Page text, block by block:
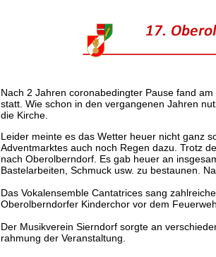
Nach 2 Jahren coronabedingter Pause fand
statt. Wie schon in den vergangenen Jahren
die Kirche.
Leider meinte es das Wetter heuer nicht ganz
Adventmarktes auch noch Regen dazu. Trotz
nach Oberolberndorf. Es gab heuer an
Bastelarbeiten, Schmuck usw. zu bestaunen.
Das Vokalensemble Cantatrices sang
Oberolberndorfer Kinderchor vor dem
Der Musikverein Sierndorf sorgte an
rahmung der Veranstaltung.